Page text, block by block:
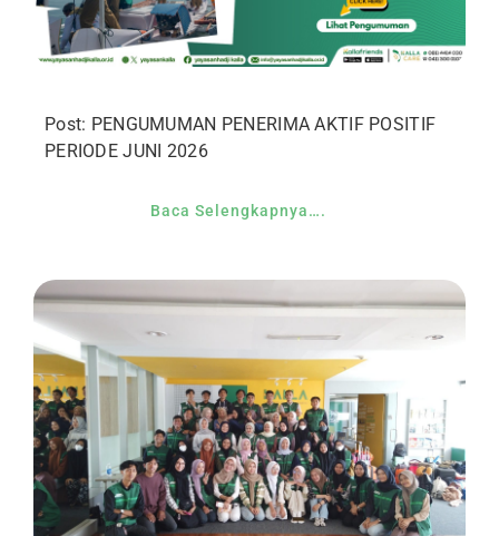
Post: PENGUMUMAN PENERIMA AKTIF POSITIF
PERIODE JUNI 2026
Baca Selengkapnya….